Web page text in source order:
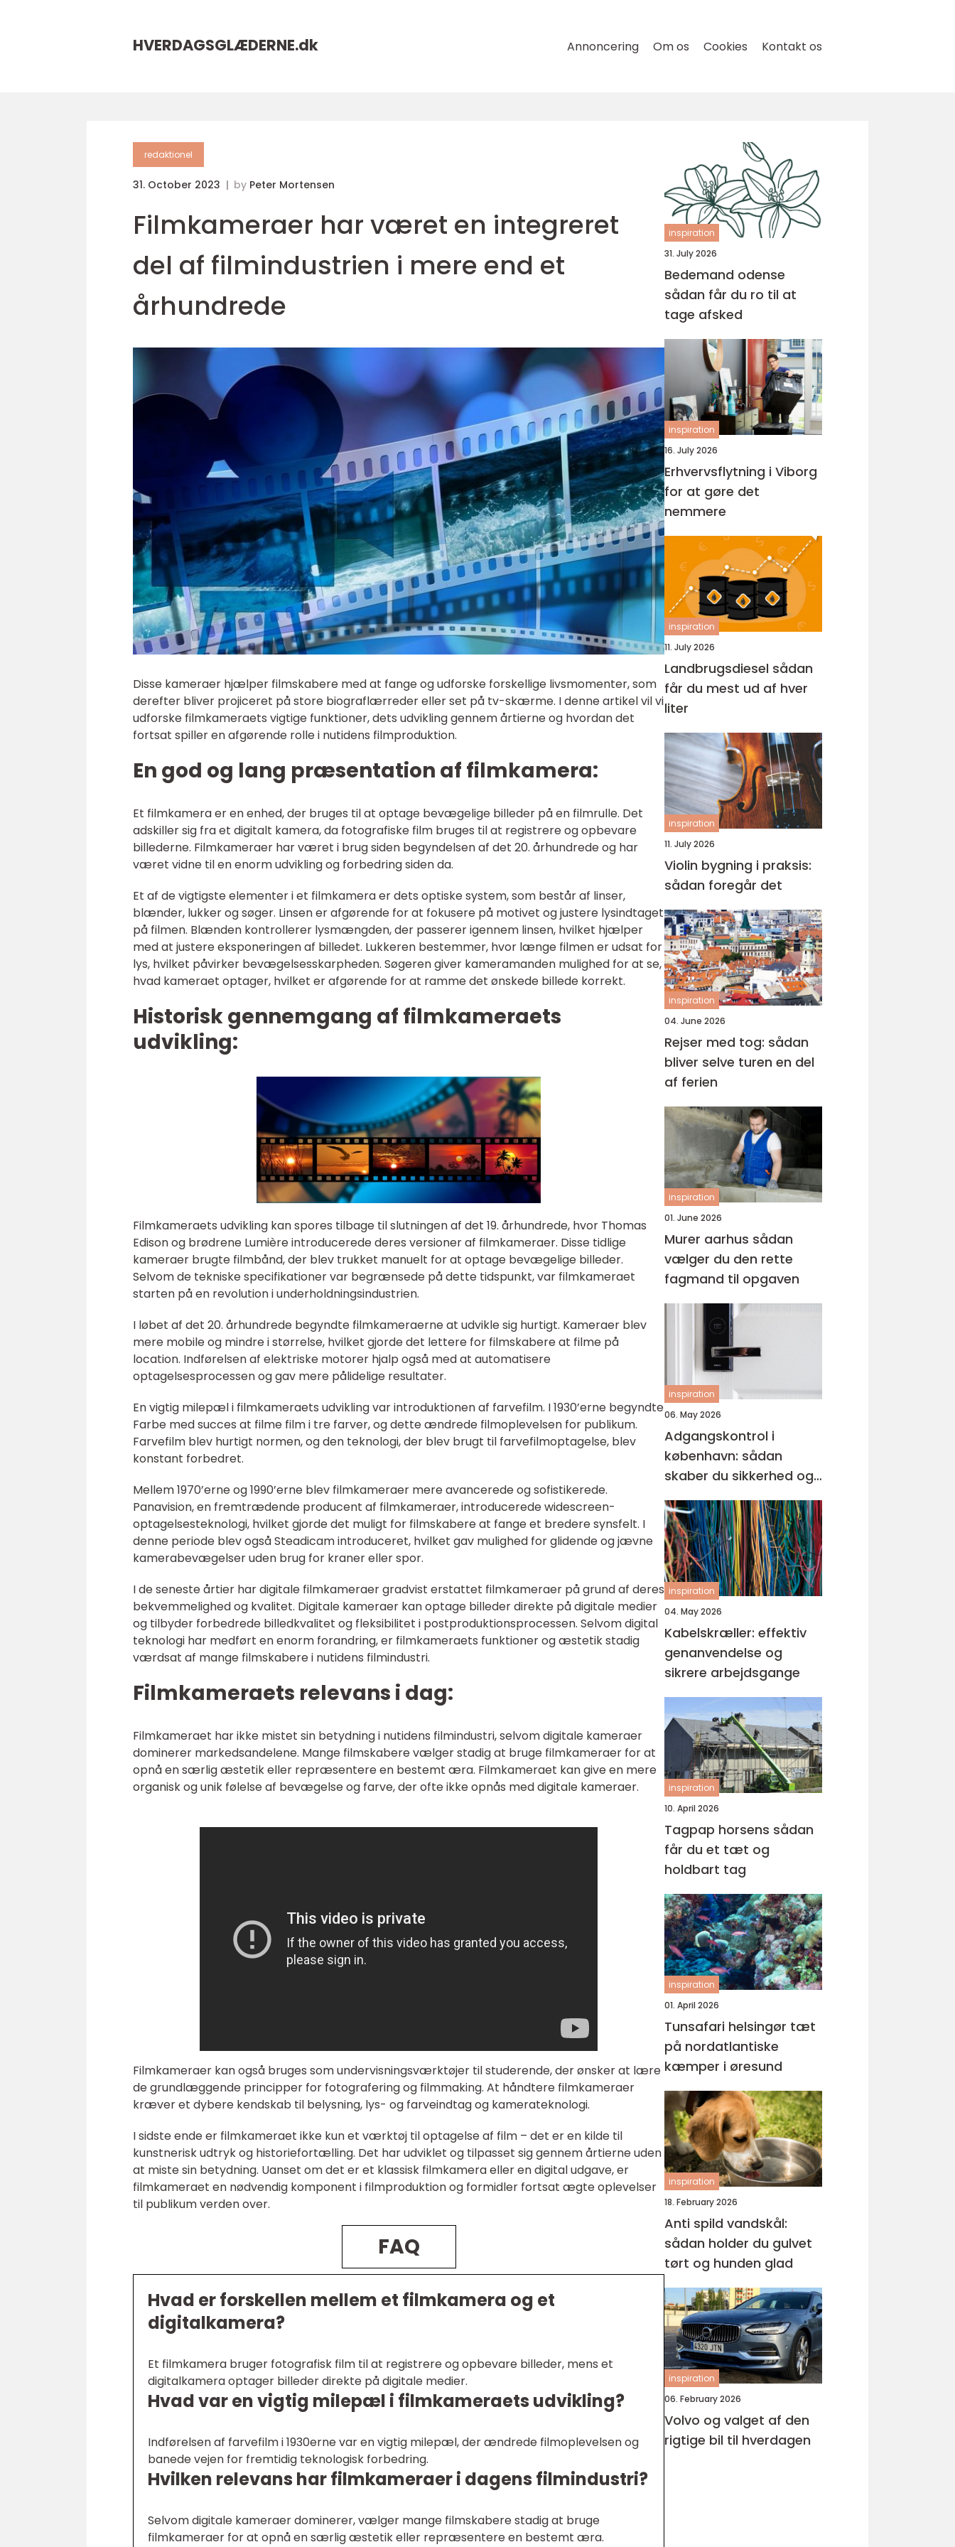
HVERDAGSGLÆDERNE.dk Annoncering Om os Cookies Kontakt os
redaktionel
31. October 2023 by Peter Mortensen
Filmkameraer har været en integreret
del af filmindustrien i mere end et
århundrede
Disse kameraer hjælper filmskabere med at fange og udforske forskellige livsmomenter, som
derefter bliver projiceret på store biograflærreder eller set på tv-skærme. I denne artikel vil vi
udforske filmkameraets vigtige funktioner, dets udvikling gennem årtierne og hvordan det
fortsat spiller en afgørende rolle i nutidens filmproduktion.
En god og lang præsentation af filmkamera:
Et filmkamera er en enhed, der bruges til at optage bevægelige billeder på en filmrulle. Det
adskiller sig fra et digitalt kamera, da fotografiske film bruges til at registrere og opbevare
billederne. Filmkameraer har været i brug siden begyndelsen af det 20. århundrede og har
været vidne til en enorm udvikling og forbedring siden da.
Et af de vigtigste elementer i et filmkamera er dets optiske system, som består af linser,
blænder, lukker og søger. Linsen er afgørende for at fokusere på motivet og justere lysindtaget
på filmen. Blænden kontrollerer lysmængden, der passerer igennem linsen, hvilket hjælper
med at justere eksponeringen af billedet. Lukkeren bestemmer, hvor længe filmen er udsat for
lys, hvilket påvirker bevægelsesskarpheden. Søgeren giver kameramanden mulighed for at se,
hvad kameraet optager, hvilket er afgørende for at ramme det ønskede billede korrekt.
Historisk gennemgang af filmkameraets
udvikling:
Filmkameraets udvikling kan spores tilbage til slutningen af det 19. århundrede, hvor Thomas
Edison og brødrene Lumière introducerede deres versioner af filmkameraer. Disse tidlige
kameraer brugte filmbånd, der blev trukket manuelt for at optage bevægelige billeder.
Selvom de tekniske specifikationer var begrænsede på dette tidspunkt, var filmkameraet
starten på en revolution i underholdningsindustrien.
I løbet af det 20. århundrede begyndte filmkameraerne at udvikle sig hurtigt. Kameraer blev
mere mobile og mindre i størrelse, hvilket gjorde det lettere for filmskabere at filme på
location. Indførelsen af elektriske motorer hjalp også med at automatisere
optagelsesprocessen og gav mere pålidelige resultater.
En vigtig milepæl i filmkameraets udvikling var introduktionen af farvefilm. I 1930’erne begyndte
Farbe med succes at filme film i tre farver, og dette ændrede filmoplevelsen for publikum.
Farvefilm blev hurtigt normen, og den teknologi, der blev brugt til farvefilmoptagelse, blev
konstant forbedret.
Mellem 1970’erne og 1990’erne blev filmkameraer mere avancerede og sofistikerede.
Panavision, en fremtrædende producent af filmkameraer, introducerede widescreen-
optagelsesteknologi, hvilket gjorde det muligt for filmskabere at fange et bredere synsfelt. I
denne periode blev også Steadicam introduceret, hvilket gav mulighed for glidende og jævne
kamerabevægelser uden brug for kraner eller spor.
I de seneste årtier har digitale filmkameraer gradvist erstattet filmkameraer på grund af deres
bekvemmelighed og kvalitet. Digitale kameraer kan optage billeder direkte på digitale medier
og tilbyder forbedrede billedkvalitet og fleksibilitet i postproduktionsprocessen. Selvom digital
teknologi har medført en enorm forandring, er filmkameraets funktioner og æstetik stadig
værdsat af mange filmskabere i nutidens filmindustri.
Filmkameraets relevans i dag:
Filmkameraet har ikke mistet sin betydning i nutidens filmindustri, selvom digitale kameraer
dominerer markedsandelene. Mange filmskabere vælger stadig at bruge filmkameraer for at
opnå en særlig æstetik eller repræsentere en bestemt æra. Filmkameraet kan give en mere
organisk og unik følelse af bevægelse og farve, der ofte ikke opnås med digitale kameraer.
Filmkameraer kan også bruges som undervisningsværktøjer til studerende, der ønsker at lære
de grundlæggende principper for fotografering og filmmaking. At håndtere filmkameraer
kræver et dybere kendskab til belysning, lys- og farveindtag og kamerateknologi.
I sidste ende er filmkameraet ikke kun et værktøj til optagelse af film – det er en kilde til
kunstnerisk udtryk og historiefortælling. Det har udviklet og tilpasset sig gennem årtierne uden
at miste sin betydning. Uanset om det er et klassisk filmkamera eller en digital udgave, er
filmkameraet en nødvendig komponent i filmproduktion og formidler fortsat ægte oplevelser
til publikum verden over.
FAQ
Hvad er forskellen mellem et filmkamera og et
digitalkamera?
Et filmkamera bruger fotografisk film til at registrere og opbevare billeder, mens et
digitalkamera optager billeder direkte på digitale medier.
Hvad var en vigtig milepæl i filmkameraets udvikling?
Indførelsen af farvefilm i 1930erne var en vigtig milepæl, der ændrede filmoplevelsen og
banede vejen for fremtidig teknologisk forbedring.
Hvilken relevans har filmkameraer i dagens filmindustri?
Selvom digitale kameraer dominerer, vælger mange filmskabere stadig at bruge
filmkameraer for at opnå en særlig æstetik eller repræsentere en bestemt æra.
inspiration
31. July 2026
Bedemand odense
sådan får du ro til at
tage afsked
inspiration
16. July 2026
Erhvervsflytning i Viborg
for at gøre det
nemmere
inspiration
11. July 2026
Landbrugsdiesel sådan
får du mest ud af hver
liter
inspiration
11. July 2026
Violin bygning i praksis:
sådan foregår det
inspiration
04. June 2026
Rejser med tog: sådan
bliver selve turen en del
af ferien
inspiration
01. June 2026
Murer aarhus sådan
vælger du den rette
fagmand til opgaven
inspiration
06. May 2026
Adgangskontrol i
københavn: sådan
skaber du sikkerhed og
tryghed i hverdagen
inspiration
04. May 2026
Kabelskræller: effektiv
genanvendelse og
sikrere arbejdsgange
inspiration
10. April 2026
Tagpap horsens sådan
får du et tæt og
holdbart tag
inspiration
01. April 2026
Tunsafari helsingør tæt
på nordatlantiske
kæmper i øresund
inspiration
18. February 2026
Anti spild vandskål:
sådan holder du gulvet
tørt og hunden glad
inspiration
06. February 2026
Volvo og valget af den
rigtige bil til hverdagen